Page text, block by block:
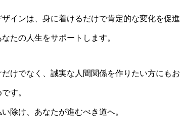
ザインは、身に着けるだけで肯定的な変化を促進
なたの人生をサポートします。
だけでなく、誠実な人間関係を作りたい方にもお
す。
除け、あなたが進むべき道へ。
スト～Better Busines
す。特に客商売を...
センスです。